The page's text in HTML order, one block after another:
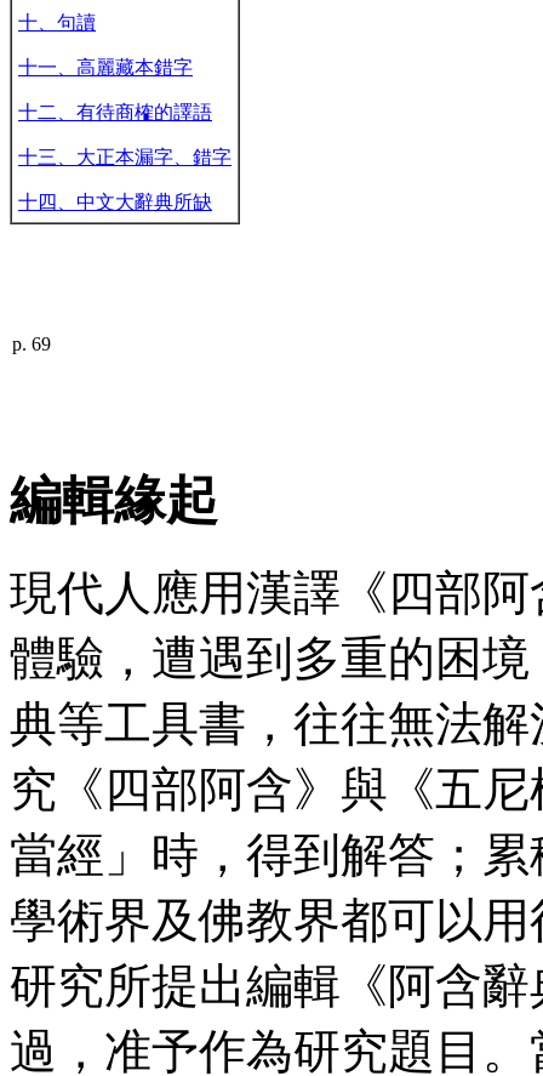
十、句讀
十一、高麗藏本錯字
十二、有待商榷的譯語
十三、大正本漏字、錯字
十四、中文大辭典所缺
p. 69
編輯緣起
現代人應用漢譯《四部
體驗，遭遇到多重的困
典等工具書，往往無法
究《四部阿含》與《五
當經」時，得到解答；
學術界及佛教界都可以
研究所提出編輯《阿含
過，准予作為研究題目